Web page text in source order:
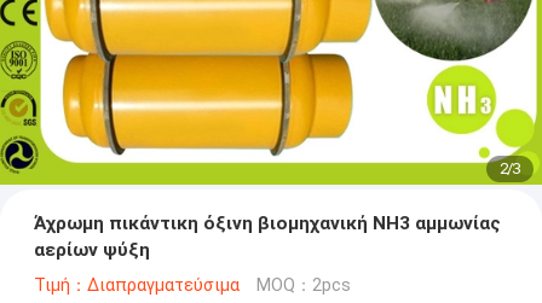
2/3
Άχρωμη πικάντικη όξινη βιομηχανική NH3 αμμωνίας
αερίων ψύξη
Τιμή：Διαπραγματεύσιμα MOQ：2pcs